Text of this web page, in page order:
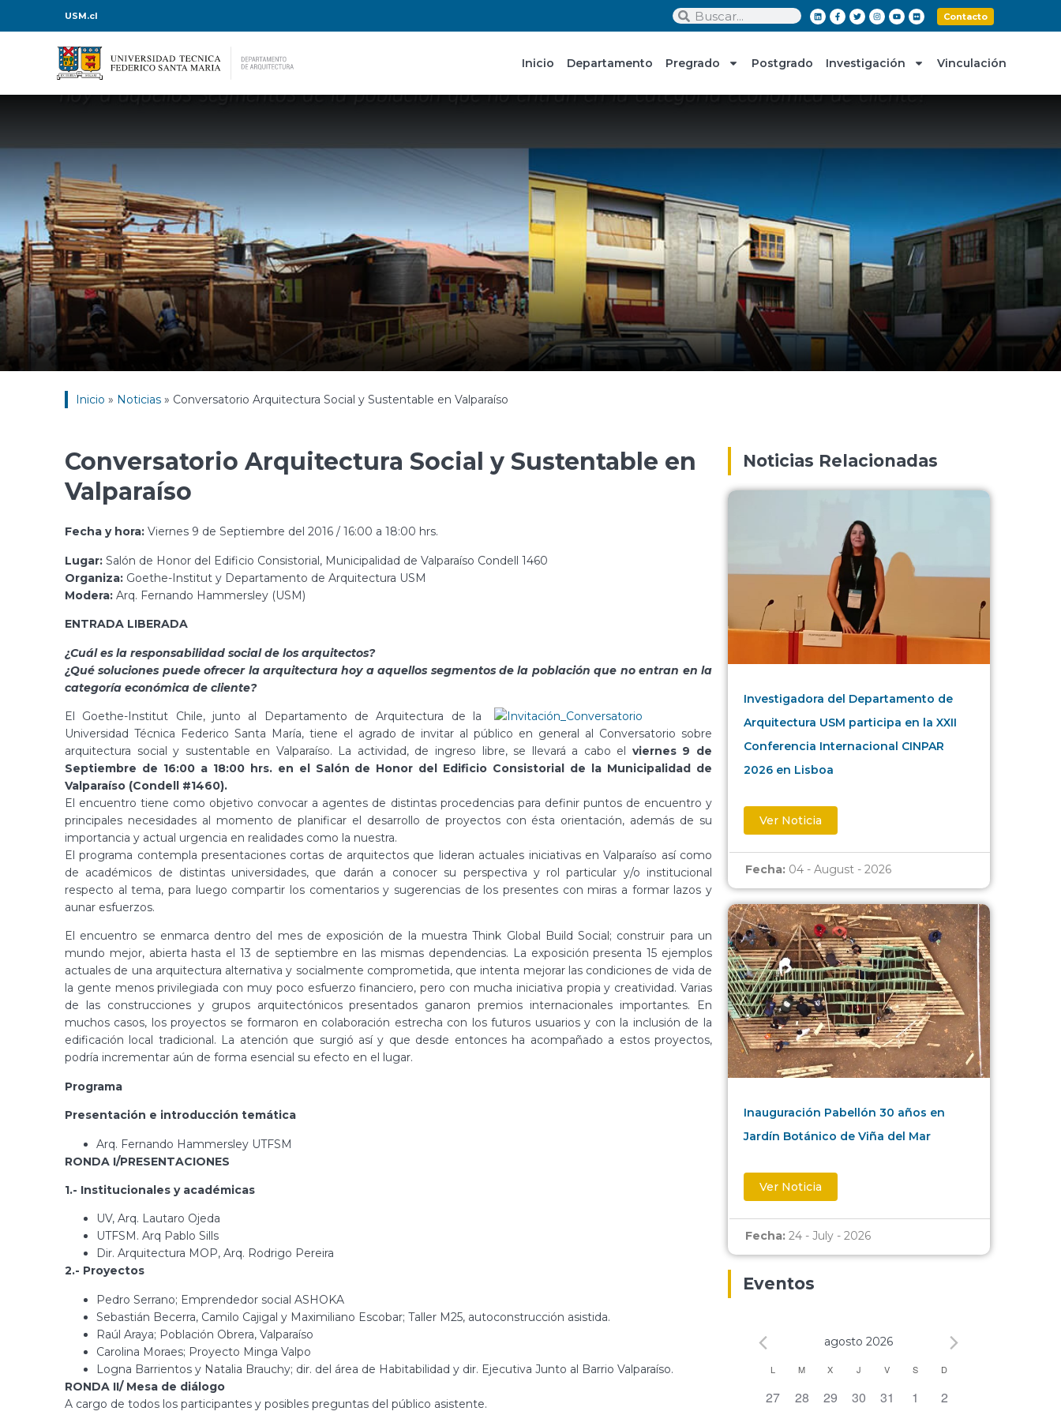
USM.cl Contacto
Inicio Departamento Pregrado Postgrado Investigación Vinculación
Inicio » Noticias » Conversatorio Arquitectura Social y Sustentable en Valparaíso
Conversatorio Arquitectura Social y Sustentable en
Valparaíso
Fecha y hora: Viernes 9 de Septiembre del 2016 / 16:00 a 18:00 hrs.
Lugar: Salón de Honor del Edificio Consistorial, Municipalidad de Valparaíso Condell 1460
Organiza: Goethe-Institut y Departamento de Arquitectura USM
Modera: Arq. Fernando Hammersley (USM)
ENTRADA LIBERADA
¿Cuál es la responsabilidad social de los arquitectos?
¿Qué soluciones puede ofrecer la arquitectura hoy a aquellos segmentos de la población que no entran en la
categoría económica de cliente?
El Goethe-Institut Chile, junto al Departamento de Arquitectura de la
Universidad Técnica Federico Santa María, tiene el agrado de invitar al público en general al Conversatorio sobre
arquitectura social y sustentable en Valparaíso. La actividad, de ingreso libre, se llevará a cabo el viernes 9 de
Septiembre de 16:00 a 18:00 hrs. en el Salón de Honor del Edificio Consistorial de la Municipalidad de
Valparaíso (Condell #1460).
El encuentro tiene como objetivo convocar a agentes de distintas procedencias para definir puntos de encuentro y
principales necesidades al momento de planificar el desarrollo de proyectos con ésta orientación, además de su
importancia y actual urgencia en realidades como la nuestra.
El programa contempla presentaciones cortas de arquitectos que lideran actuales iniciativas en Valparaíso así como
de académicos de distintas universidades, que darán a conocer su perspectiva y rol particular y/o institucional
respecto al tema, para luego compartir los comentarios y sugerencias de los presentes con miras a formar lazos y
aunar esfuerzos.
El encuentro se enmarca dentro del mes de exposición de la muestra Think Global Build Social; construir para un
mundo mejor, abierta hasta el 13 de septiembre en las mismas dependencias. La exposición presenta 15 ejemplos
actuales de una arquitectura alternativa y socialmente comprometida, que intenta mejorar las condiciones de vida de
la gente menos privilegiada con muy poco esfuerzo financiero, pero con mucha iniciativa propia y creatividad. Varias
de las construcciones y grupos arquitectónicos presentados ganaron premios internacionales importantes. En
muchos casos, los proyectos se formaron en colaboración estrecha con los futuros usuarios y con la inclusión de la
edificación local tradicional. La atención que surgió así y que desde entonces ha acompañado a estos proyectos,
podría incrementar aún de forma esencial su efecto en el lugar.
Programa
Presentación e introducción temática
Arq. Fernando Hammersley UTFSM
RONDA I/PRESENTACIONES
1.- Institucionales y académicas
UV, Arq. Lautaro Ojeda
UTFSM. Arq Pablo Sills
Dir. Arquitectura MOP, Arq. Rodrigo Pereira
2.- Proyectos
Pedro Serrano; Emprendedor social ASHOKA
Sebastián Becerra, Camilo Cajigal y Maximiliano Escobar; Taller M25, autoconstrucción asistida.
Raúl Araya; Población Obrera, Valparaíso
Carolina Moraes; Proyecto Minga Valpo
Logna Barrientos y Natalia Brauchy; dir. del área de Habitabilidad y dir. Ejecutiva Junto al Barrio Valparaíso.
RONDA II/ Mesa de diálogo
A cargo de todos los participantes y posibles preguntas del público asistente.
Noticias Relacionadas
Investigadora del Departamento de
Arquitectura USM participa en la XXII
Conferencia Internacional CINPAR
2026 en Lisboa
Ver Noticia
Fecha: 04 - August - 2026
Inauguración Pabellón 30 años en
Jardín Botánico de Viña del Mar
Ver Noticia
Fecha: 24 - July - 2026
Eventos
agosto 2026
Calendario
de
L M X J V S D
0 eventos,
27 0 eventos,
28 0 eventos,
29 0 eventos,
30 0 eventos,
31 0 eventos,
1 0 eventos,
2